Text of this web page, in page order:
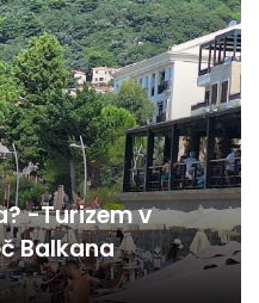
-Turizem v
Balkana